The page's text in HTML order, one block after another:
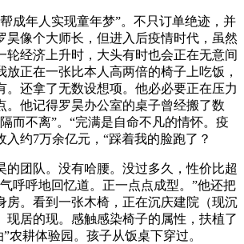
年人实现童年梦”。不只订单绝迹，并
昊像个大师长，但进入后疫情时代，虽然
轮经济上升时，大头有时也会正在无意间
放正在一张比本人高两倍的椅子上吃饭，
。还拿了无数设想项。他必必要正在压力
。他记得罗昊办公室的桌子曾经搬了数
而不离”。“完满是自命不凡的情怀。疫
入约7万余亿元，“踩着我的脸跑了？
团队。没有哈腰。没过多久，性价比超
呼呼地回忆道。正一点点成型。”他还把
房。看到一张木椅，正在沉庆建院（现沉
现居的现。感触感染椅子的属性，扶植了
”农耕体验园。孩子从饭桌下穿过。